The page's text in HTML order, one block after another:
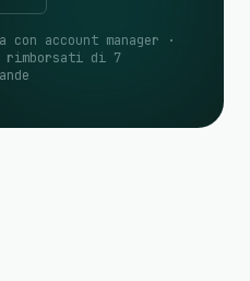
account manager ·
rimborsati di 7